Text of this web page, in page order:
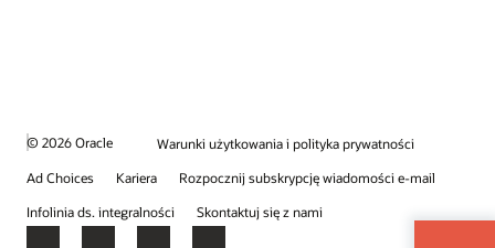
© 2026 Oracle
Warunki użytkowania i polityka prywatności
Ad Choices
Kariera
Rozpocznij subskrypcję wiadomości e-mail
Infolinia ds. integralności
Skontaktuj się z nami